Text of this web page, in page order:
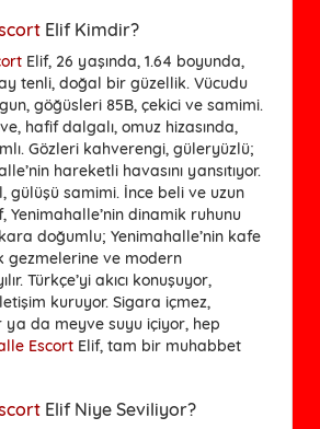
Elif Kimdir?
Elif, 26 yaşında, 1.64 boyunda,
tenli, doğal bir güzellik. Vücudu
göğüsleri 85B, çekici ve samimi.
hafif dalgalı, omuz hizasında,
Gözleri kahverengi, güleryüzlü;
hareketli havasını yansıtıyor.
gülüşü samimi. İnce beli ve uzun
Yenimahalle’nin dinamik ruhunu
doğumlu; Yenimahalle’nin kafe
gezmelerine ve modern
Türkçe’yi akıcı konuşuyor,
kuruyor. Sigara içmez,
da meyve suyu içiyor, hep
Escort Elif, tam bir muhabbet
Elif Niye Seviliyor?